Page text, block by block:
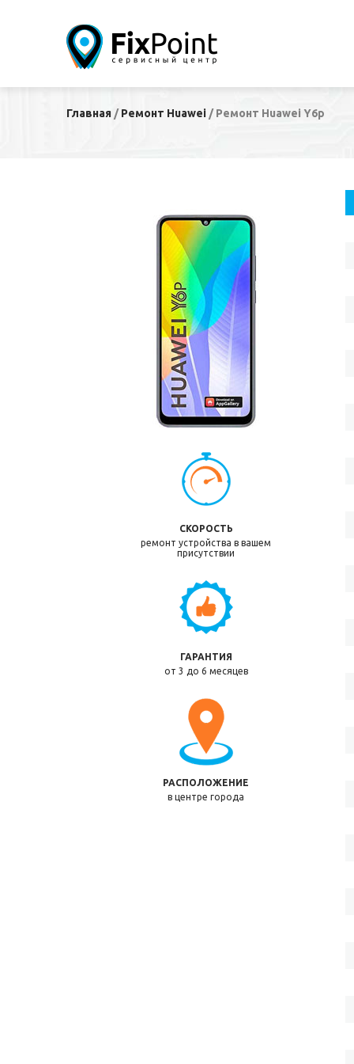
Главная /Ремонт Huawei /Ремонт Huawei Y6p
СКОРОСТЬ
ремонт устройства в вашем
присутствии
ГАРАНТИЯ
от 3 до 6 месяцев
РАСПОЛОЖЕНИЕ
в центре города